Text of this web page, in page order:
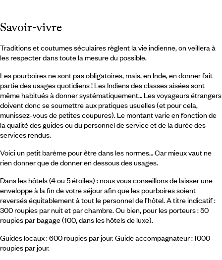
Savoir-vivre
Traditions et coutumes séculaires règlent la vie indienne, on veillera à
les respecter dans toute la mesure du possible.
Les pourboires ne sont pas obligatoires, mais, en Inde, en donner fait
partie des usages quotidiens ! Les Indiens des classes aisées sont
même habitués à donner systématiquement… Les voyageurs étrangers
doivent donc se soumettre aux pratiques usuelles (et pour cela,
munissez-vous de petites coupures). Le montant varie en fonction de
la qualité des guides ou du personnel de service et de la durée des
services rendus.
Voici un petit barème pour être dans les normes… Car mieux vaut ne
rien donner que de donner en dessous des usages.
Dans les hôtels (4 ou 5 étoiles) : nous vous conseillons de laisser une
enveloppe à la fin de votre séjour afin que les pourboires soient
reversés équitablement à tout le personnel de l’hôtel. A titre indicatif :
300 roupies par nuit et par chambre. Ou bien, pour les porteurs : 50
roupies par bagage (100, dans les hôtels de luxe).
Guides locaux : 600 roupies par jour. Guide accompagnateur : 1000
roupies par jour.